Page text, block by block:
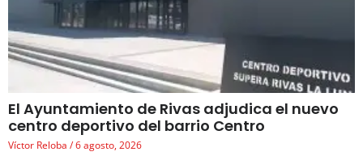
El Ayuntamiento de Rivas adjudica el nuevo
centro deportivo del barrio Centro
Víctor Reloba 6 agosto, 2026